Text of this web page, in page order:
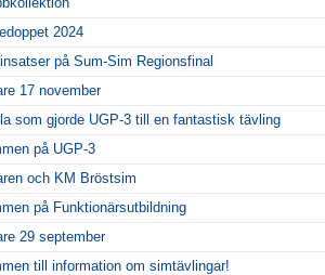
2024
på Sum-Sim Regionsfinal
17 november
som gjorde UGP-3 till en fantastisk tävling
på UGP-3
och KM Bröstsim
på Funktionärsutbildning
29 september
till information om simtävlingar!